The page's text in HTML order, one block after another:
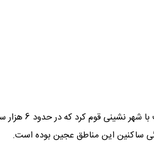
قدمت ساز شمشال به گونه ای است که آن
ساکنین این مناطق عجین بوده است.